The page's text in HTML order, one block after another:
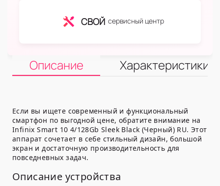
СВОЙ сервисный центр
Описание Характеристики
Если вы ищете современный и функциональный
смартфон по выгодной цене, обратите внимание на
Infinix Smart 10 4/128Gb Sleek Black (Черный) RU. Этот
аппарат сочетает в себе стильный дизайн, большой
экран и достаточную производительность для
повседневных задач.
Описание устройства